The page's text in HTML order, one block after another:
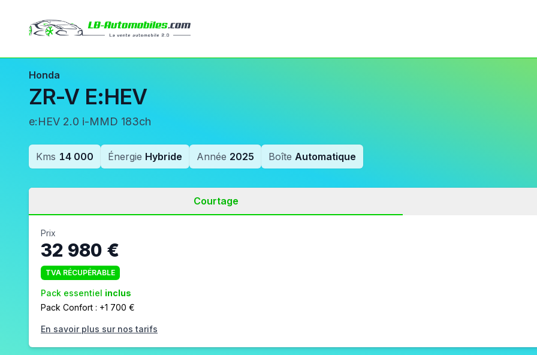
Honda
ZR-V E:HEV
e:HEV 2.0 i-MMD 183ch
Kms 14 000 Énergie Hybride Année 2025 Boîte Automatique
Courtage
Prix
32 980 €
TVA RÉCUPÉRABLE
Pack essentiel inclus
Pack Confort : +1 700 €
En savoir plus sur nos tarifs